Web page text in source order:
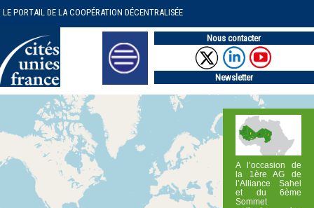
LE PORTAIL DE LA COOPÉRATION DÉCENTRALISÉE
Nous contacter
Newsletter
A l’occasion de
la 1ère AG de
l’Alliance Sahel
et du 6ème
Sommet